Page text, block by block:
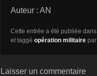
Auteur : AN
Cette entrée a été publiée dans
et taggé opération militaire par
Laisser un commentaire